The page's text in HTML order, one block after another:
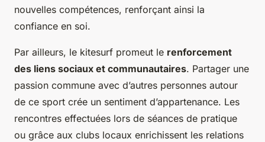
nouvelles compétences, renforçant ainsi la
confiance en soi.
Par ailleurs, le kitesurf promeut le renforcement
des liens sociaux et communautaires. Partager une
passion commune avec d’autres personnes autour
de ce sport crée un sentiment d’appartenance. Les
rencontres effectuées lors de séances de pratique
ou grâce aux clubs locaux enrichissent les relations